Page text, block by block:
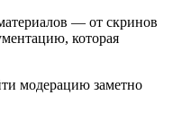
— от скринов
которая
модерацию заметно